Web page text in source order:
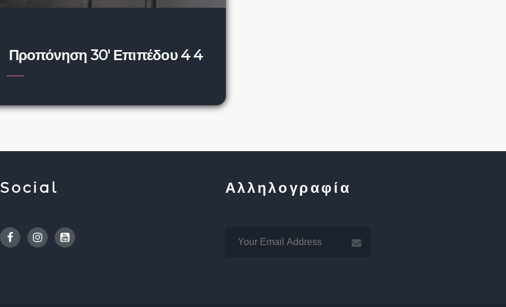
Προπόνηση 30′ Επιπέδου 4 4
Social
FacebookInstagramYoutube
Αλληλογραφία